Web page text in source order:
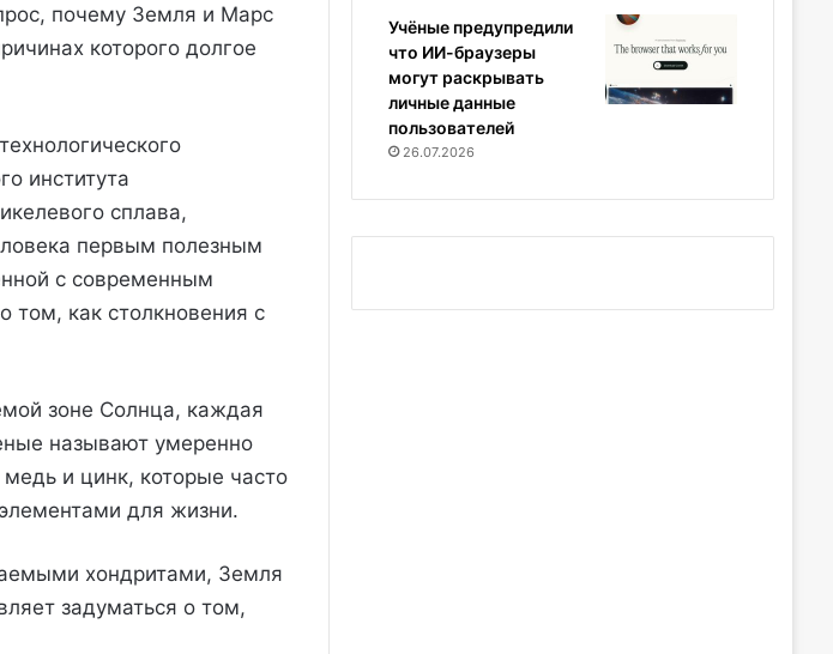
почему Земля и Марс
которого долгое
института
сплава,
первым полезным
с современным
как столкновения с
зоне Солнца, каждая
называют умеренно
и цинк, которые часто
для жизни.
хондритами, Земля
задуматься о том,
Учёные предупредили
что ИИ-браузеры
могут раскрывать
личные данные
пользователей
26.07.2026